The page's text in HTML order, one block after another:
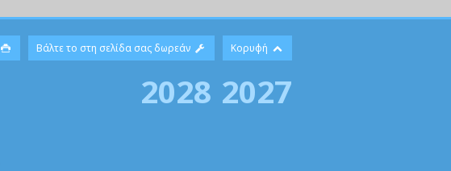
Βάλτε το στη σελίδα σας δωρεάν Κορυφή
2027
2028